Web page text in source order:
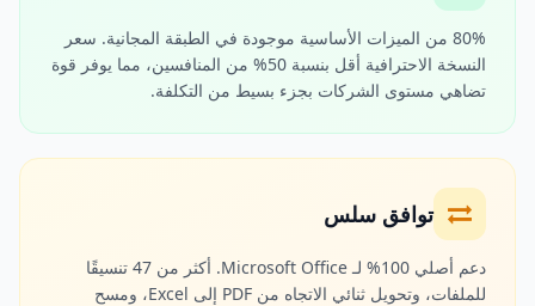
80% من الميزات الأساسية موجودة في الطبقة المجانية. سعر
النسخة الاحترافية أقل بنسبة 50% من المنافسين، مما يوفر قوة
تضاهي مستوى الشركات بجزء بسيط من التكلفة.
توافق سلس
دعم أصلي 100% لـ Microsoft Office. أكثر من 47 تنسيقًا
للملفات، وتحويل ثنائي الاتجاه من PDF إلى Excel، ومسح